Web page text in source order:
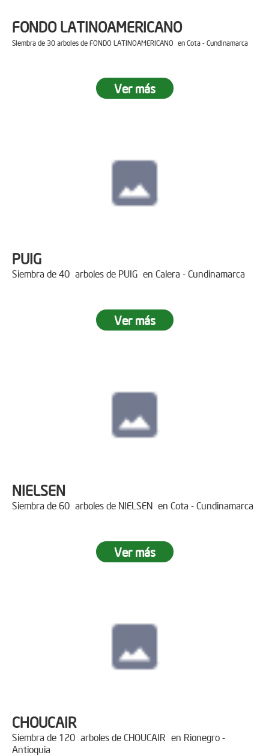
FONDO LATINOAMERICANO
Siembra de 30 arboles de FONDO LATINOAMERICANO en Cota - Cundinamarca
Ver más
PUIG
Siembra de 40 arboles de PUIG en Calera - Cundinamarca
Ver más
NIELSEN
Siembra de 60 arboles de NIELSEN en Cota - Cundinamarca
Ver más
CHOUCAIR
Siembra de 120 arboles de CHOUCAIR en Rionegro -
Antioquia